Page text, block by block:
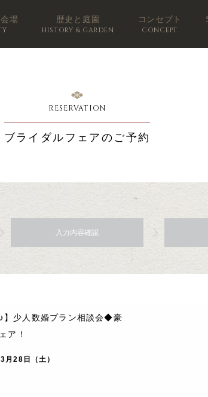
場 歴史と庭園
HISTORY & GARDEN
コンセプト
CONCEPT
RESERVATION
ブライダルフェアのご予約
入力内容確認
】少人数婚プラン相談会◆豪
ア！
月28日（土）